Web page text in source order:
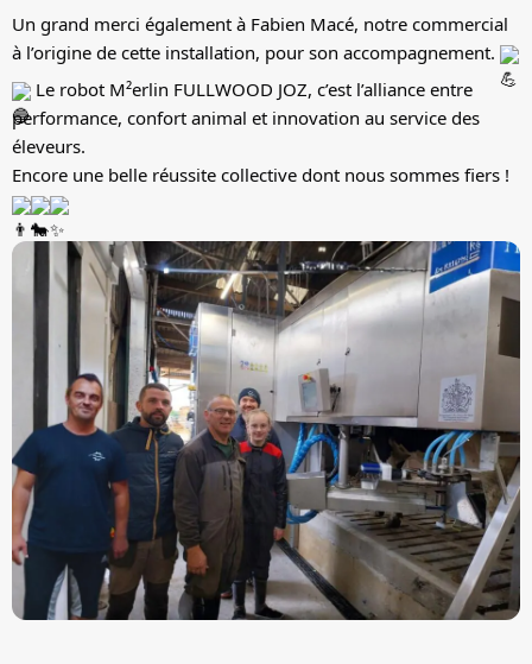
Un grand merci également à Fabien Macé, notre commercial
à l’origine de cette installation, pour son accompagnement.
Le robot M²erlin FULLWOOD JOZ, c’est l’alliance entre
performance, confort animal et innovation au service des
éleveurs.
Encore une belle réussite collective dont nous sommes fiers !